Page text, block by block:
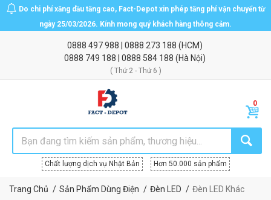
Do chi phí xăng dầu tăng cao, Fact-Depot xin phép tăng phí vận chuyển từ
ngày 25/03/2026. Kính mong quý khách hàng thông cảm.
0888 497 988 0888 273 188 (HCM)
0888 749 188
0888 584 188 (Hà Nội)
( Thứ 2 - Thứ 6 )
Chất lượng dịch vụ Nhật Bản Hơn 50.000 sản phẩm
Trang Chủ Sản Phẩm Dùng Điện Đèn LED Đèn LED Khác